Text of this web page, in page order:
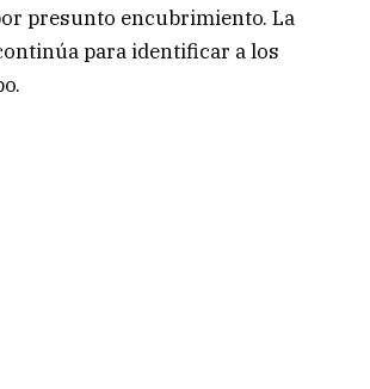
presunto encubrimiento. La
para identificar a los